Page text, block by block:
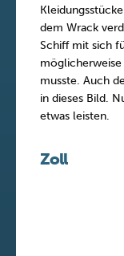
dem Wrack
Schiff mit sich
musste. Auch
in dieses Bild.
etwas leisten.
Zoll